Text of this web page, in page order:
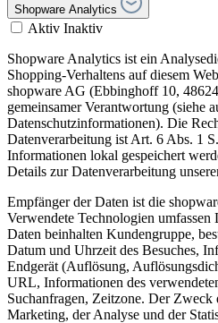
Shopware Analytics
Aktiv Inaktiv
Shopware Analytics ist ein
Shopping-Verhaltens auf diesem
shopware AG (Ebbinghoff 10,
gemeinsamer Verantwortung (siehe
Datenschutzinformationen). Die
Datenverarbeitung ist Art. 6 Abs. 1
Informationen lokal gespeichert
Details zur Datenverarbeitung
Empfänger der Daten ist die
Verwendete Technologien umfassen
Daten beinhalten Kundengruppe,
Datum und Uhrzeit des Besuches,
Endgerät (Auflösung,
URL, Informationen des
Suchanfragen, Zeitzone. Der Zweck
Marketing, der Analyse und der